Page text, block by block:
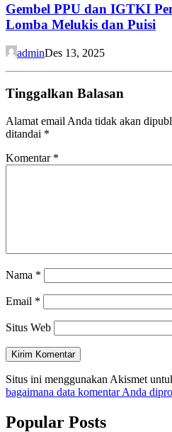
Gembel PPU dan IGTKI
Lomba Melukis dan Puisi
adminDes 13, 2025
Tinggalkan Balasan
Alamat email Anda tidak akan
ditandai *
Komentar *
Nama *
Email *
Situs Web
Situs ini menggunakan Akismet
bagaimana data komentar Anda
Popular Posts